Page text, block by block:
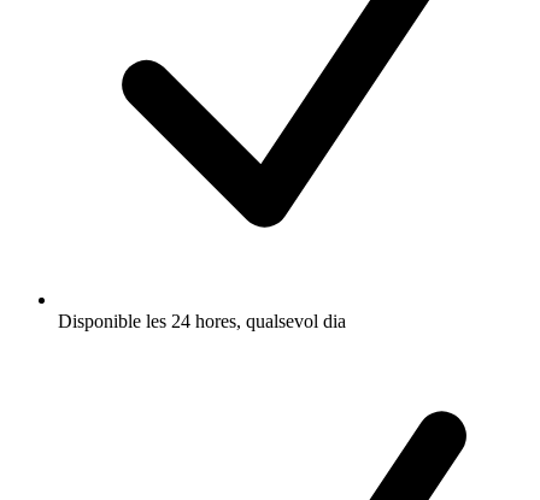
Disponible les 24 hores, qualsevol dia